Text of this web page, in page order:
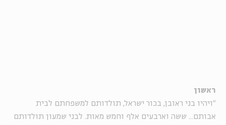
ראשון
"ויהיו בני ראובן, בכור ישראל, תולדותם למשפחתם לבית
אבותם... ששה וארבעים אלף וחמש מאות. לבני שמעון תולדותם